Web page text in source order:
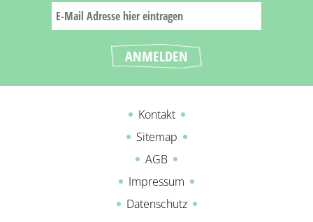
Kontakt
Sitemap
AGB
Impressum
Datenschutz